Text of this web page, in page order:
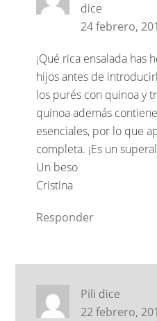
dice
24 febrero,
¡Qué rica ensalada has
hijos antes de
los purés con quinoa y
quinoa además
esenciales, por lo que
completa. ¡Es un
Un beso
Cristina
Responder
Pili dice
22 febrero,